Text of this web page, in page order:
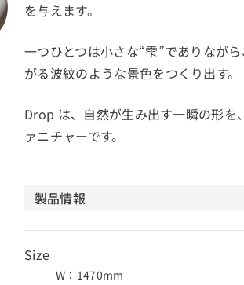
を与えます。
一つひとつは小さな“雫”でありなが
がる波紋のような景色をつくり出す。
Drop は、自然が生み出す一瞬の形を
ァニチャーです。
製品情報
Size
W：1470mm